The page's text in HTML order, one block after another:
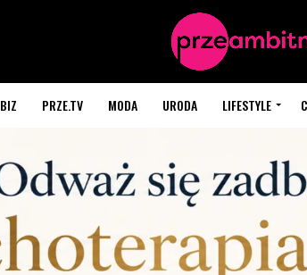
PRZE.TV MODA URODA LIFESTYLE